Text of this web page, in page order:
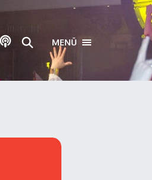
MENÜ TOGGLE